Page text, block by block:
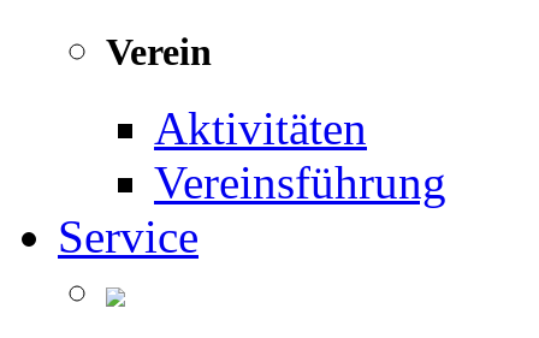
Verein
Aktivitäten
Vereinsführung
Service